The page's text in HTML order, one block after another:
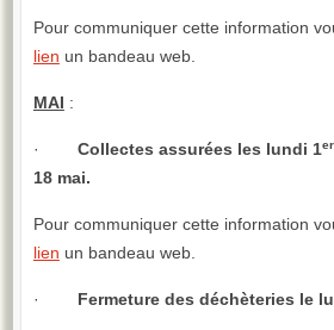
Pour communiquer cette information
lien un bandeau web.
MAI :
· Collectes assurées les lundi 1er
18 mai.
Pour communiquer cette information
lien un bandeau web.
· Fermeture des déchèteries le